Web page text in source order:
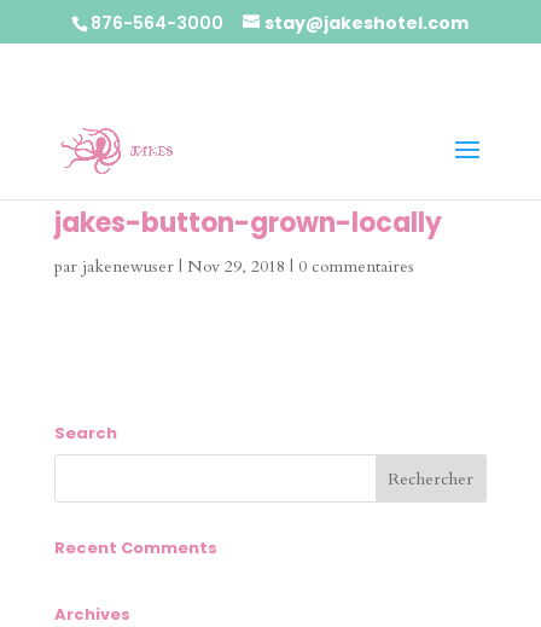
876-564-3000 stay@jakeshotel.com
jakes-button-grown-locally
par jakenewuser| Nov 29, 2018 | 0 commentaires
Search
Recent Comments
Archives